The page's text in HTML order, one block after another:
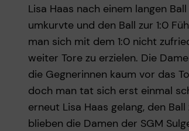
Lisa Haas nach einem langen
umkurvte und den Ball zur 1:0
man sich mit dem 1:0 nicht
weiter Tore zu erzielen. Die
die Gegnerinnen kaum vor das
doch man tat sich erst einmal
erneut Lisa Haas gelang, den
blieben die Damen der SGM